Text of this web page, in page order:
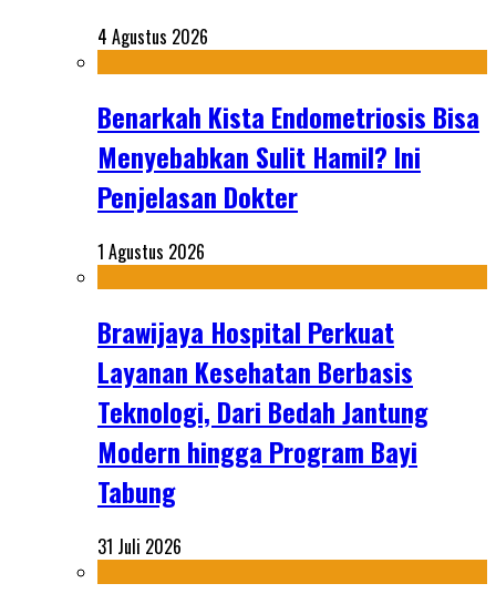
4 Agustus 2026
Benarkah Kista Endometriosis Bisa
Menyebabkan Sulit Hamil? Ini
Penjelasan Dokter
1 Agustus 2026
Brawijaya Hospital Perkuat
Layanan Kesehatan Berbasis
Teknologi, Dari Bedah Jantung
Modern hingga Program Bayi
Tabung
31 Juli 2026